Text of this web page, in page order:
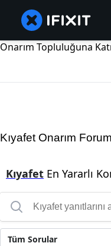
Onarım Topluluğuna
Kıyafet Onarım
Kıyafet En Yararlı
Tüm Sorular